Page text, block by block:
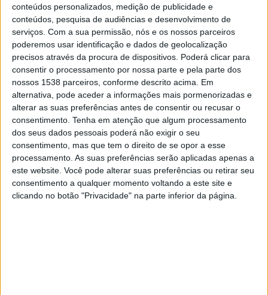
conteúdos personalizados, medição de publicidade e
conteúdos, pesquisa de audiências e desenvolvimento de
serviços. Com a sua permissão, nós e os nossos parceiros
poderemos usar identificação e dados de geolocalização
precisos através da procura de dispositivos. Poderá clicar para
consentir o processamento por nossa parte e pela parte dos
nossos 1538 parceiros, conforme descrito acima. Em
alternativa, pode aceder a informações mais pormenorizadas e
alterar as suas preferências antes de consentir ou recusar o
consentimento. Tenha em atenção que algum processamento
dos seus dados pessoais poderá não exigir o seu
consentimento, mas que tem o direito de se opor a esse
processamento. As suas preferências serão aplicadas apenas a
este website. Você pode alterar suas preferências ou retirar seu
consentimento a qualquer momento voltando a este site e
clicando no botão "Privacidade" na parte inferior da página.
«Temos 3 milhões e 100 mil euros»
para investir em habitação - Fernando
Freire
9/06/2023 às 08:19
Visita guiada à Igreja Matriz de Atalaia
1/07/2022 às 19:43